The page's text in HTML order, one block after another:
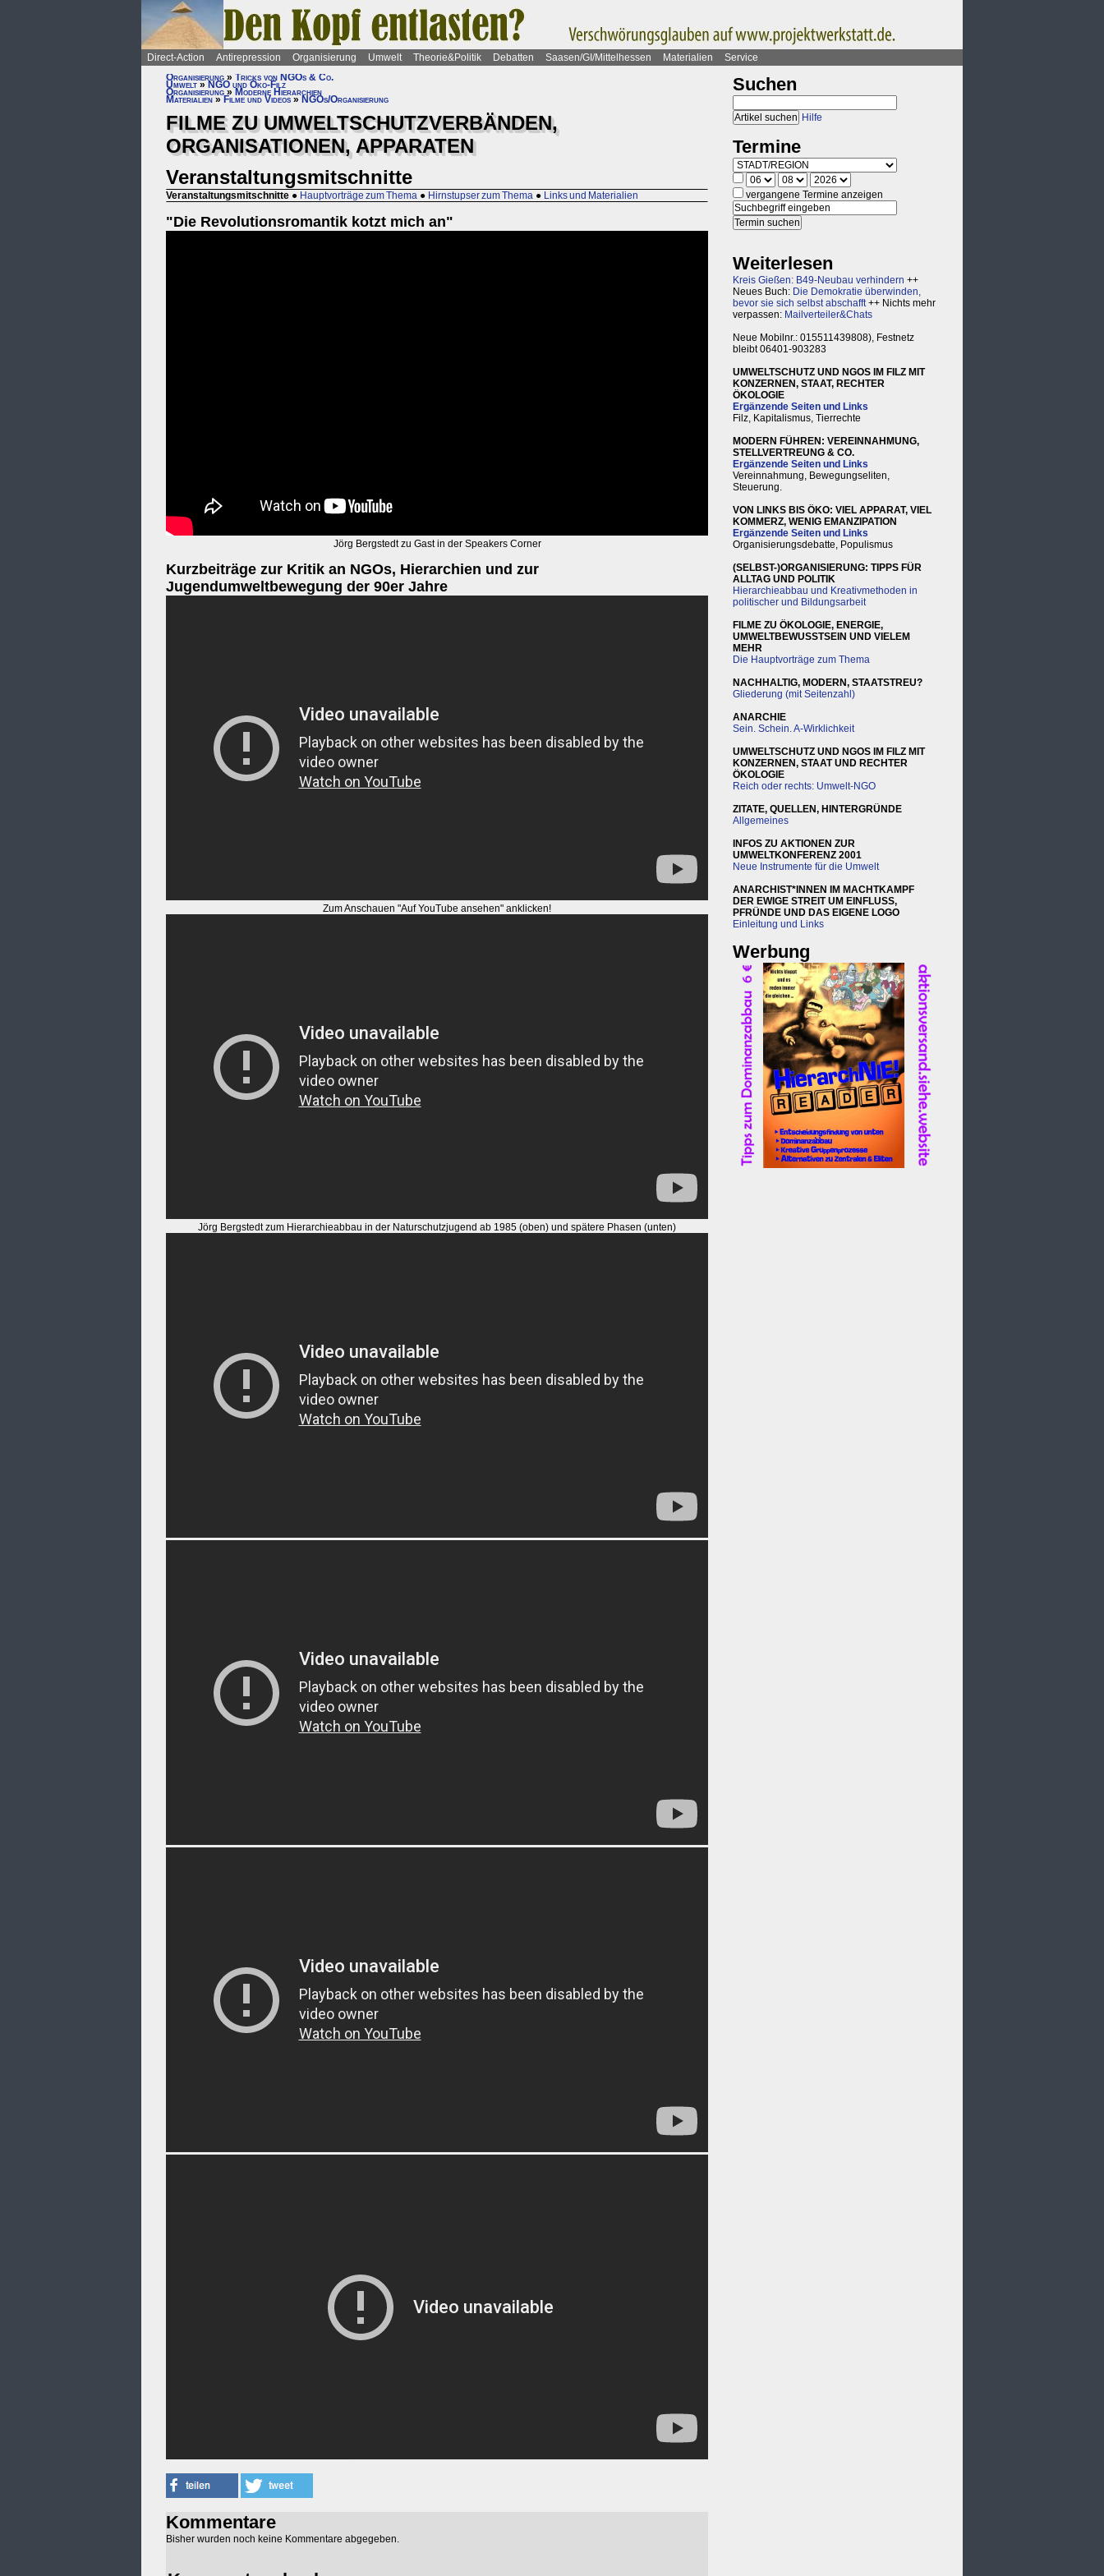
Direct-Action Antirepression Organisierung Umwelt Theorie&Politik Debatten Saasen/GI/Mittelhessen Materialien
Service
Organisierung » Tricks von NGOs & Co.
Umwelt » NGO und Öko-Filz
Organisierung » Moderne Hierarchien
Materialien » Filme und Videos » NGOs/Organisierung
FILME ZU UMWELTSCHUTZVERBÄNDEN,
ORGANISATIONEN, APPARATEN
Veranstaltungsmitschnitte
Veranstaltungsmitschnitte ● Hauptvorträge zum Thema ● Hirnstupser zum Thema ● Links und Materialien
"Die Revolutionsromantik kotzt mich an"
Jörg Bergstedt zu Gast in der Speakers Corner
Kurzbeiträge zur Kritik an NGOs, Hierarchien und zur
Jugendumweltbewegung der 90er Jahre
Zum Anschauen "Auf YouTube ansehen" anklicken!
Jörg Bergstedt zum Hierarchieabbau in der Naturschutzjugend ab 1985 (oben) und spätere Phasen (unten)
Kommentare
Bisher wurden noch keine Kommentare abgegeben.
Suchen
Hilfe
Termine
vergangene Termine anzeigen
Weiterlesen
Kreis Gießen: B49-Neubau verhindern ++
Neues Buch: Die Demokratie überwinden,
bevor sie sich selbst abschafft++ Nichts mehr
verpassen: Mailverteiler&Chats
Neue Mobilnr.: 015511439808), Festnetz
bleibt 06401-903283
UMWELTSCHUTZ UND NGOS IM FILZ MIT
KONZERNEN, STAAT, RECHTER
ÖKOLOGIE
Ergänzende Seiten und Links
Filz, Kapitalismus, Tierrechte
MODERN FÜHREN: VEREINNAHMUNG,
STELLVERTREUNG & CO.
Ergänzende Seiten und Links
Vereinnahmung, Bewegungseliten,
Steuerung.
VON LINKS BIS ÖKO: VIEL APPARAT, VIEL
KOMMERZ, WENIG EMANZIPATION
Ergänzende Seiten und Links
Organisierungsdebatte, Populismus
(SELBST-)ORGANISIERUNG: TIPPS FÜR
ALLTAG UND POLITIK
Hierarchieabbau und Kreativmethoden in
politischer und Bildungsarbeit
FILME ZU ÖKOLOGIE, ENERGIE,
UMWELTBEWUSSTSEIN UND VIELEM
MEHR
Die Hauptvorträge zum Thema
NACHHALTIG, MODERN, STAATSTREU?
Gliederung (mit Seitenzahl)
ANARCHIE
Sein. Schein. A-Wirklichkeit
UMWELTSCHUTZ UND NGOS IM FILZ MIT
KONZERNEN, STAAT UND RECHTER
ÖKOLOGIE
Reich oder rechts: Umwelt-NGO
ZITATE, QUELLEN, HINTERGRÜNDE
Allgemeines
INFOS ZU AKTIONEN ZUR
UMWELTKONFERENZ 2001
Neue Instrumente für die Umwelt
ANARCHIST*INNEN IM MACHTKAMPF
DER EWIGE STREIT UM EINFLUSS,
PFRÜNDE UND DAS EIGENE LOGO
Einleitung und Links
Werbung